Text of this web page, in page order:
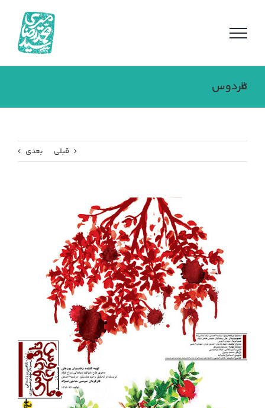
فردوس تا فردوس
قبلی بعدی